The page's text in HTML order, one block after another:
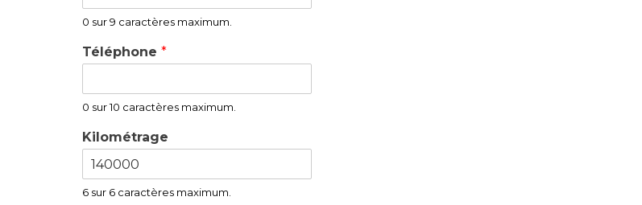
0 sur 9 caractères maximum.
Téléphone *
0 sur 10 caractères maximum.
Kilométrage
6 sur 6 caractères maximum.